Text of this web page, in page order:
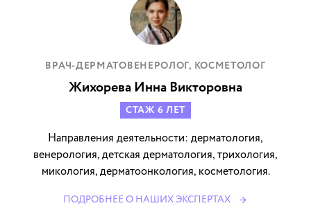
ВРАЧ-ДЕРМАТОВЕНЕРОЛОГ, КОСМЕТОЛОГ
Жихорева Инна Викторовна
СТАЖ 6 ЛЕТ
Направления деятельности: дерматология,
венерология, детская дерматология, трихология,
микология, дерматоонкология, косметология.
ПОДРОБНЕЕ О НАШИХ ЭКСПЕРТАХ